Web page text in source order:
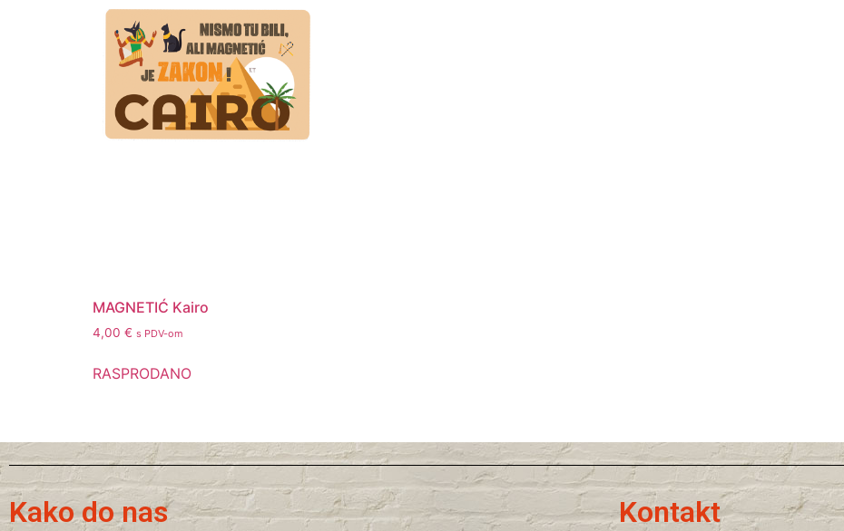
MAGNETIĆ Kairo
4,00 € s PDV-om
RASPRODANO
Kako do nas Kontakt